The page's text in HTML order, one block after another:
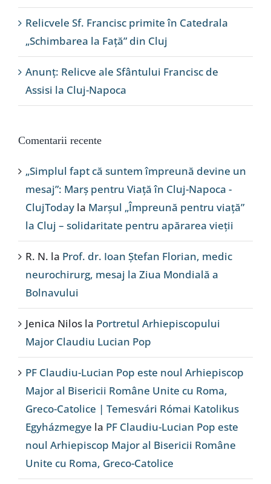
Relicvele Sf. Francisc primite în Catedrala
„Schimbarea la Față” din Cluj
Anunț: Relicve ale Sfântului Francisc de
Assisi la Cluj-Napoca
Comentarii recente
„Simplul fapt că suntem împreună devine un
mesaj”: Marș pentru Viață în Cluj-Napoca -
ClujToday la Marșul „Împreună pentru viață”
la Cluj – solidaritate pentru apărarea vieții
R. N. la Prof. dr. Ioan Ștefan Florian, medic
neurochirurg, mesaj la Ziua Mondială a
Bolnavului
Jenica Nilos la Portretul Arhiepiscopului
Major Claudiu Lucian Pop
PF Claudiu-Lucian Pop este noul Arhiepiscop
Major al Bisericii Române Unite cu Roma,
Greco-Catolice | Temesvári Római Katolikus
Egyházmegye la PF Claudiu-Lucian Pop este
noul Arhiepiscop Major al Bisericii Române
Unite cu Roma, Greco-Catolice